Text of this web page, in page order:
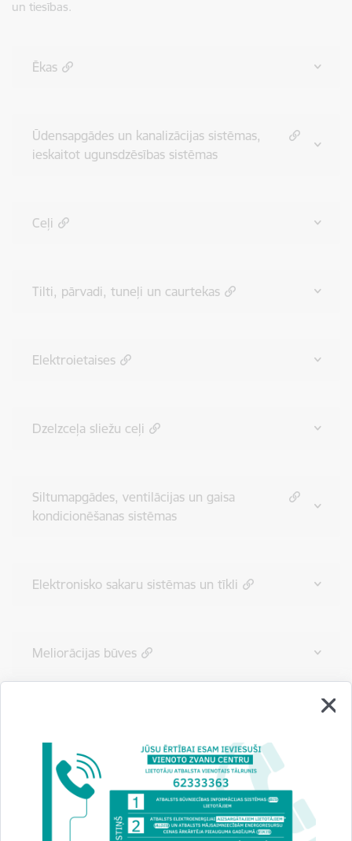
un tiesības.
Ēkas
Ūdensapgādes un kanalizācijas sistēmas,
ieskaitot ugunsdzēsības sistēmas
Ceļi
Tilti, pārvadi, tuneļi un caurtekas
Elektroietaises
Dzelzceļa sliežu ceļi
Siltumapgādes, ventilācijas un gaisa
kondicionēšanas sistēmas
Elektronisko sakaru sistēmas un tīkli
Meliorācijas būves
Ostu un jūras hidrotehniskās būves